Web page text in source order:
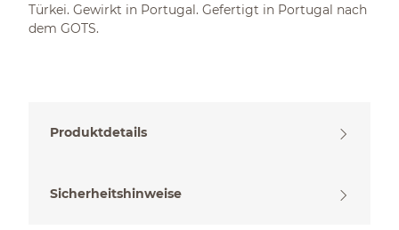
Türkei. Gewirkt in Portugal. Gefertigt in Portugal nach
dem GOTS.
Produktdetails
Sicherheitshinweise